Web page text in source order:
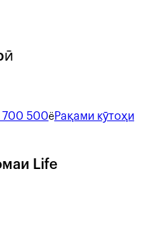
700 500ёРақами кӯтоҳи
Life